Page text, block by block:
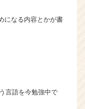
になる内容とかが書
言語を今勉強中で